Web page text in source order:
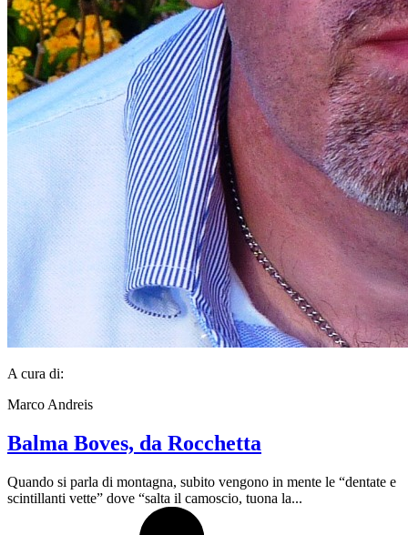
A cura di:
Marco Andreis
Balma Boves, da Rocchetta
Quando si parla di montagna, subito vengono in mente le “dentate e
scintillanti vette” dove “salta il camoscio, tuona la...